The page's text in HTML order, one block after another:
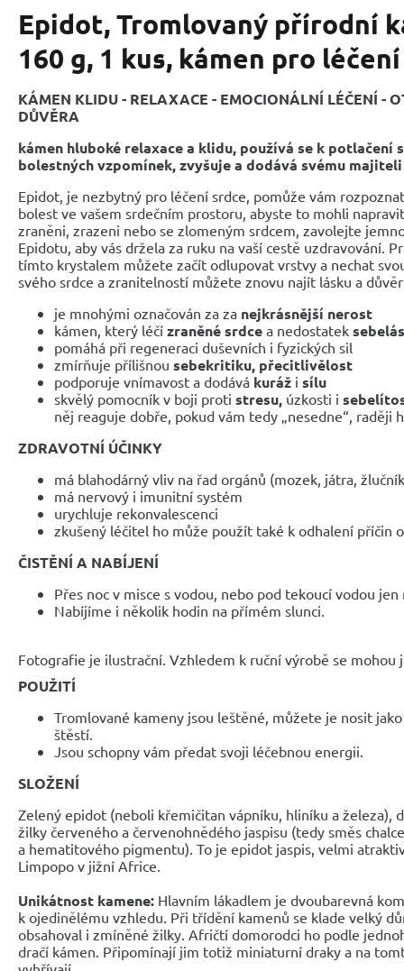
Epidot, Tromlovaný přírodní
160 g, 1 kus, kámen pro
KÁMEN KLIDU - RELAXACE - EMOCIONÁLNÍ LÉČENÍ -
DŮVĚRA
kámen hluboké relaxace a klidu, používá se k potlačení
bolestných vzpomínek, zvyšuje a dodává svému
Epidot, je nezbytný pro léčení srdce, pomůže vám
bolest ve vašem srdečním prostoru, abyste to mohli
zraněni, zrazeni nebo se zlomeným srdcem, zavolejte
Epidotu, aby vás držela za ruku na vaší cestě uzdravování.
tímto krystalem můžete začít odlupovat vrstvy a nechat
svého srdce a zranitelností můžete znovu najít lásku a
je mnohými označován za za nejkrásnější nerost
kámen, který léčí zraněné srdce a nedostatek
pomáhá při regeneraci duševních i fyzických sil
zmírňuje přílišnou sebekritiku, přecitlivělost
podporuje vnímavost a dodává kuráž i sílu
skvělý pomocník v boji proti stresu, úzkosti i
něj reaguje dobře, pokud vám tedy „nesedne“, raději
ZDRAVOTNÍ ÚČINKY
má blahodárný vliv na řad orgánů (mozek, játra,
má nervový i imunitní systém
urychluje rekonvalescenci
zkušený léčitel ho může použít také k odhalení příčin
ČISTĚNÍ A NABÍJENÍ
Přes noc v misce s vodou, nebo pod tekoucí vodou
Nabíjíme i několik hodin na přímém slunci.
Fotografie je ilustrační. Vzhledem k ruční výrobě se
POUŽITÍ
Tromlované kameny jsou leštěné, můžete je nosit
štěstí.
Jsou schopny vám předat svoji léčebnou energii.
SLOŽENÍ
Zelený epidot (neboli křemičitan vápníku, hliníku a železa),
žilky červeného a červenohnědého jaspisu (tedy směs
a hematitového pigmentu). To je epidot jaspis, velmi
Limpopo v jižní Africe.
Unikátnost kamene: Hlavním lákadlem je dvoubarevná
k ojedinělému vzhledu. Při třídění kamenů se klade velký
obsahoval i zmíněné žilky. Afričtí domorodci ho podle
dračí kámen. Připomínají jim totiž miniaturní draky a na